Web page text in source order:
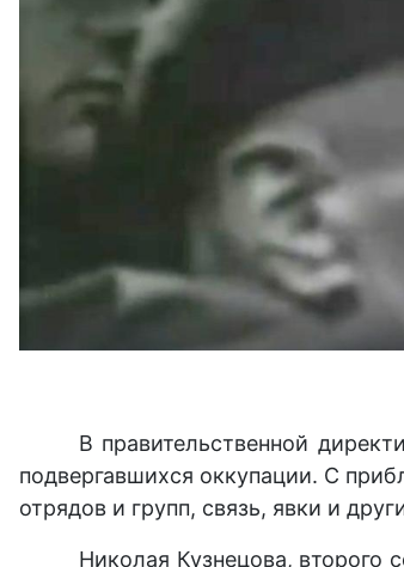
В правительственной
подвергавшихся оккупации. С
отрядов и групп, связь, явки и
Николая Кузнецова, второго